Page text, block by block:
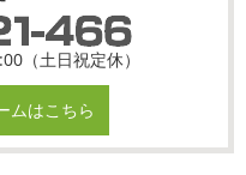
（土日祝定休）
ムはこちら